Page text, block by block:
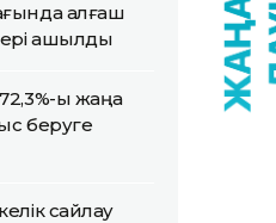
алғаш
ашылды
ы жаңа
беруге
сайлау